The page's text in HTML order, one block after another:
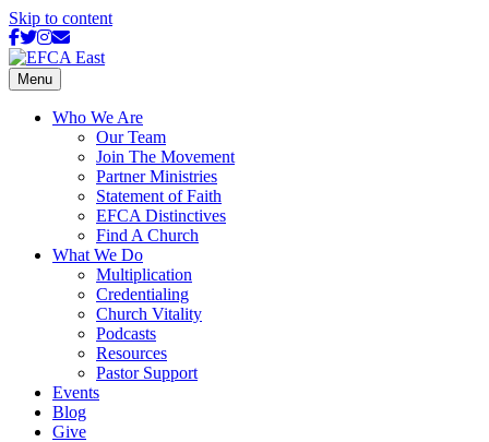
Skip to content
Facebook
Twitter
Instagram
Email
Menu
Who We Are
Our Team
Join The Movement
Partner Ministries
Statement of Faith
EFCA Distinctives
Find A Church
What We Do
Multiplication
Credentialing
Church Vitality
Podcasts
Resources
Pastor Support
Events
Blog
Give